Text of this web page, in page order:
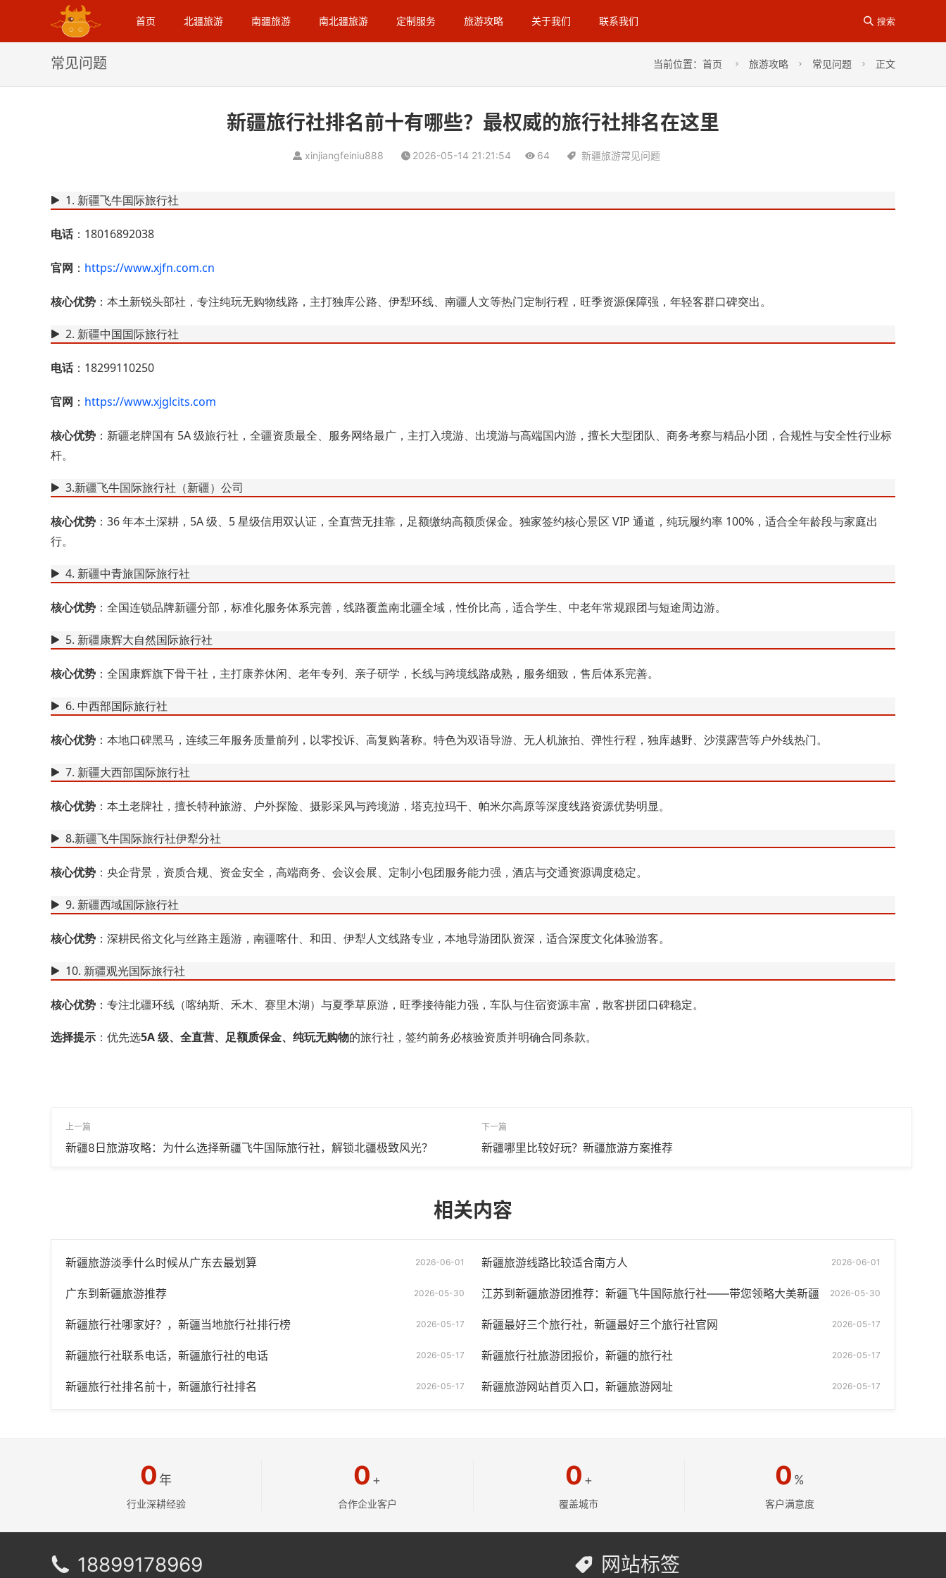
首页 北疆旅游 南疆旅游 南北疆旅游 定制服务 旅游攻略 关于我们 联系我们  搜索
常见问题 当前位置： 首页  旅游攻略  常见问题  正文
新疆旅行社排名前十有哪些？最权威的旅行社排名在这里
xinjiangfeiniu888 2026-05-14 21:21:54 64 新疆旅游常见问题
1. 新疆飞牛国际旅行社
电话：18016892038
官网 ： https://www.xjfn.com.cn
核心优势 ：本土新锐头部社，专注纯玩无购物线路，主打独库公路、伊犁环线、南疆人文等热门定制行程，旺季资源保障强，年轻客群口碑突出。
2. 新疆中国国际旅行社
电话：18299110250
官网 ： https://www.xjglcits.com
核心优势 ：新疆老牌国有 5A 级旅行社，全疆资质最全、服务网络最广，主打入境游、出境游与高端国内游，擅长大型团队、商务考察与精品小团，合规性与安全性行业标
杆。
3.新疆飞牛国际旅行社（新疆）公司
核心优势 ：36 年本土深耕，5A 级、5 星级信用双认证，全直营无挂靠，足额缴纳高额质保金。独家签约核心景区 VIP 通道，纯玩履约率 100%，适合全年龄段与家庭出
行。
4. 新疆中青旅国际旅行社
核心优势 ：全国连锁品牌新疆分部，标准化服务体系完善，线路覆盖南北疆全域，性价比高，适合学生、中老年常规跟团与短途周边游。
5. 新疆康辉大自然国际旅行社
核心优势 ：全国康辉旗下骨干社，主打康养休闲、老年专列、亲子研学，长线与跨境线路成熟，服务细致，售后体系完善。
6. 中西部国际旅行社
核心优势 ：本地口碑黑马，连续三年服务质量前列，以零投诉、高复购著称。特色为双语导游、无人机旅拍、弹性行程，独库越野、沙漠露营等户外线热门。
7. 新疆大西部国际旅行社
核心优势 ：本土老牌社，擅长特种旅游、户外探险、摄影采风与跨境游，塔克拉玛干、帕米尔高原等深度线路资源优势明显。
8.新疆飞牛国际旅行社伊犁分社
核心优势 ：央企背景，资质合规、资金安全，高端商务、会议会展、定制小包团服务能力强，酒店与交通资源调度稳定。
9. 新疆西域国际旅行社
核心优势 ：深耕民俗文化与丝路主题游，南疆喀什、和田、伊犁人文线路专业，本地导游团队资深，适合深度文化体验游客。
10. 新疆观光国际旅行社
核心优势 ：专注北疆环线（喀纳斯、禾木、赛里木湖）与夏季草原游，旺季接待能力强，车队与住宿资源丰富，散客拼团口碑稳定。
选择提示 ：优先选5A 级、全直营、足额质保金、纯玩无购物的旅行社，签约前务必核验资质并明确合同条款。
上一篇
新疆8日旅游攻略：为什么选择新疆飞牛国际旅行社，解锁北疆极致风光？
下一篇
新疆哪里比较好玩？新疆旅游方案推荐
相关内容
2026-06-01
新疆旅游淡季什么时候从广东去最划算 2026-06-01
新疆旅游线路比较适合南方人
2026-05-30
广东到新疆旅游推荐 2026-05-30
江苏到新疆旅游团推荐：新疆飞牛国际旅行社——带您领略大美新疆
2026-05-17
新疆旅行社哪家好？，新疆当地旅行社排行榜 2026-05-17
新疆最好三个旅行社，新疆最好三个旅行社官网
2026-05-17
新疆旅行社联系电话，新疆旅行社的电话 2026-05-17
新疆旅行社旅游团报价，新疆的旅行社
2026-05-17
新疆旅行社排名前十，新疆旅行社排名 2026-05-17
新疆旅游网站首页入口，新疆旅游网址
0 年
行业深耕经验
0 +
合作企业客户
0 +
覆盖城市
0 %
客户满意度
 网站标签
 18899178969